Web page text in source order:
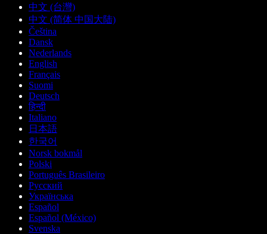
中文 (台灣)
中文 (简体 中国大陆)
Čeština
Dansk
Nederlands
English
Français
Suomi
Deutsch
हिन्दी
Italiano
日本語
한국어
Norsk bokmål
Polski
Português Brasileiro
Русский
Українська
Español
Español (México)
Svenska